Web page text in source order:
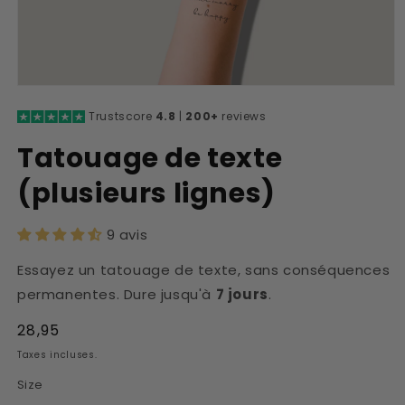
média
une
modale
Trustscore 4.8 | 200+ reviews
Tatouage de texte
(plusieurs lignes)
9 avis
Essayez un tatouage de texte, sans conséquences
permanentes. Dure jusqu'à 7 jours.
Prix
habituel
28,95
Taxes incluses.
Size